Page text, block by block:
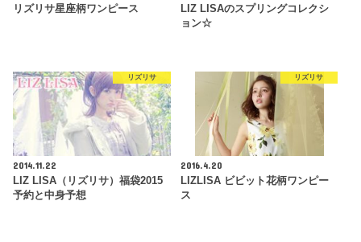
リズリサ星座柄ワンピース
LIZ LISAのスプリングコレクシ
ョン☆
リズリサ
2014.11.22
LIZ LISA（リズリサ）福袋2015
予約と中身予想
リズリサ
2016.4.20
LIZLISA ビビット花柄ワンピー
ス